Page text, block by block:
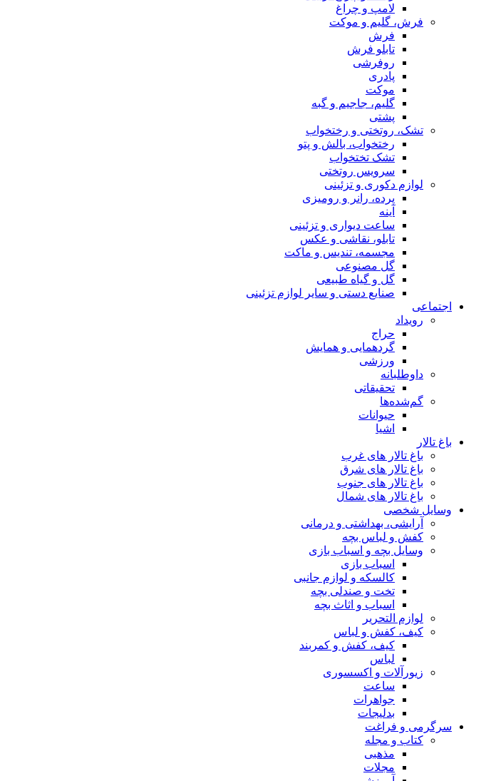
لامپ و چراغ
فرش، گلیم و موکت
فرش
تابلو فرش
روفرشی
پادری
موکت
گلیم، جاجیم و گبه
پشتی
تشک، روتختی و رختخواب
رختخواب، بالش و پتو
تشک تختخواب
سرویس روتختی
لوازم دکوری و تزئینی
پرده، رانر و رومیزی
آینه
ساعت دیواری و تزئینی
تابلو، نقاشی و عکس
مجسمه، تندیس و ماکت
گل مصنوعی
گل و گیاه طبیعی
صنایع دستی و سایر لوازم تزئینی
اجتماعی
رویداد
حراج
گردهمایی و همایش
ورزشی
داوطلبانه
تحقیقاتی
گم‌شده‌ها
حیوانات
اشیا
باغ تالار
باغ تالار های غرب
باغ تالار های شرق
باغ تالار های جنوب
باغ تالار های شمال
وسایل شخصی
آرایشی، بهداشتی و درمانی
کفش و لباس بچه
وسایل بچه و اسباب بازی
اسباب بازی
کالسکه و لوازم جانبی
تخت و صندلی بچه
اسباب و اثاث بچه
لوازم التحریر
کیف، کفش و لباس
کیف، کفش و کمربند
لباس
زیورآلات و اکسسوری
ساعت
جواهرات
بدلیجات
سرگرمی و فراغت
کتاب و مجله
مذهبی
مجلات